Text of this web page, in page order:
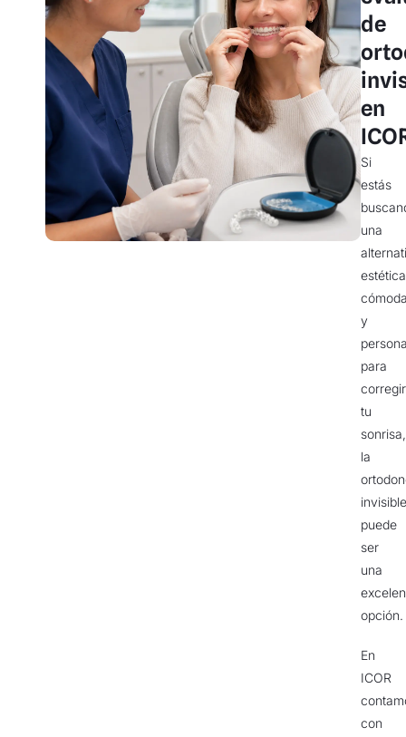
de
en
Si
estás
una
y
para
corregir
tu
sonrisa,
la
invisible
puede
ser
una
opción.
En
ICOR
con